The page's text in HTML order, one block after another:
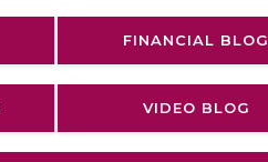
FINANCIAL BLOG
VIDEO BLOG